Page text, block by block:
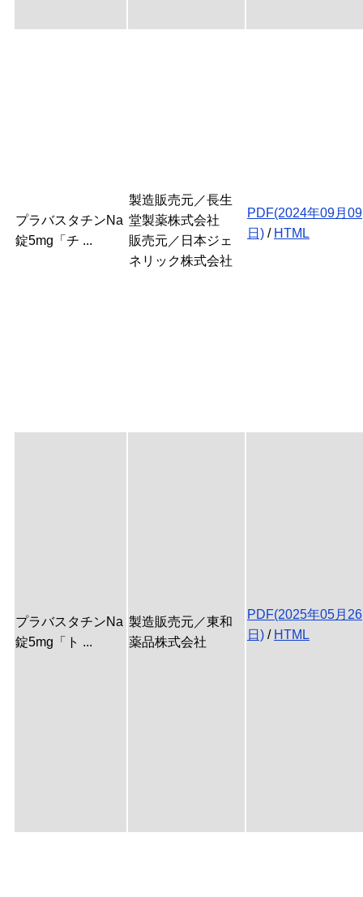
プラバスタチンNa
錠5mg「チ ...
製造販売元／長生
堂製薬株式会社
販売元／日本ジェ
ネリック株式会社
PDF(2024年09月09
日) / HTML
プラバスタチンNa
錠5mg「ト ...
製造販売元／東和
薬品株式会社
PDF(2025年05月26
日) / HTML